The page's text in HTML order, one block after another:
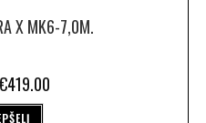
X MK6-7,0M.
€419.00